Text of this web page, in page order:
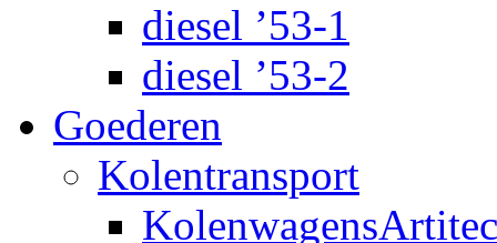
diesel ’53-1
diesel ’53-2
Goederen
Kolentransport
KolenwagensArtitec